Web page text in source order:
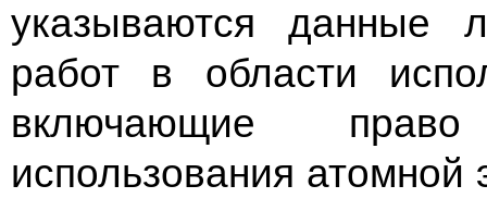
указываются данные
работ в области
включающие право
использования атомной